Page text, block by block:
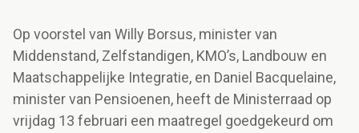
Op voorstel van Willy Borsus, minister van
Middenstand, Zelfstandigen, KMO’s, Landbouw en
Maatschappelijke Integratie, en Daniel Bacquelaine,
minister van Pensioenen, heeft de Ministerraad op
vrijdag 13 februari een maatregel goedgekeurd om